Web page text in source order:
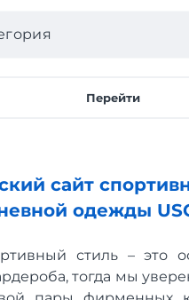
Перейти
сайт
одежды
стиль – это
тогда мы